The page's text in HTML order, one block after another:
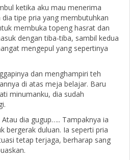
ketika aku mau menerima
tipe pria yang membutuhkan
membuka topeng hasrat dan
dengan tiba-tiba, sambil kedua
mengepul yang sepertinya
dan menghampiri teh
di atas meja belajar. Baru
minumanku, dia sudah
dia gugup….. Tampaknya ia
bergerak duluan. Ia seperti pria
tetap terjaga, berharap sang